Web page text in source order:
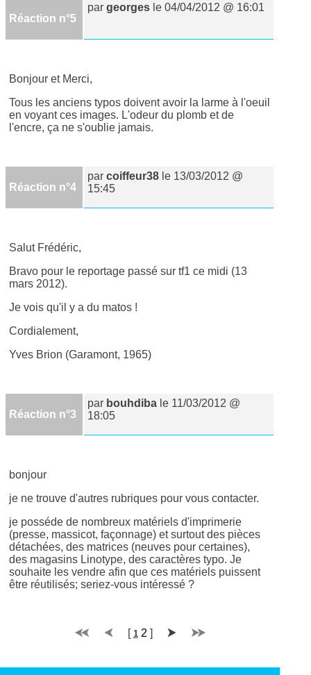
Réaction n°5
pargeorges le 04/04/2012 @ 16:01
Bonjour et Merci,
Tous les anciens typos doivent avoir la larme à l'oeuil
en voyant ces images. L'odeur du plomb et de
l'encre, ça ne s'oublie jamais.
Réaction n°4
parcoiffeur38 le 13/03/2012 @
15:45
Salut Frédéric,
Bravo pour le reportage passé sur tf1 ce midi (13
mars 2012).
Je vois qu'il y a du matos !
Cordialement,
Yves Brion (Garamont, 1965)
Réaction n°3
par bouhdiba le 11/03/2012 @
18:05
bonjour
je ne trouve d'autres rubriques pour vous contacter.
je posséde de nombreux matériels d'imprimerie
(presse, massicot, façonnage) et surtout des pièces
détachées, des matrices (neuves pour certaines),
des magasins Linotype, des caractères typo. Je
souhaite les vendre afin que ces matériels puissent
être réutilisés; seriez-vous intéressé ?
[ 1 2 ]